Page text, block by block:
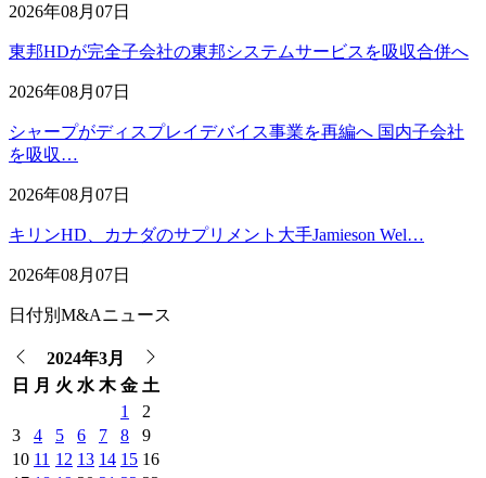
2026年08月07日
東邦HDが完全子会社の東邦システムサービスを吸収合併へ
2026年08月07日
シャープがディスプレイデバイス事業を再編へ 国内子会社
を吸収…
2026年08月07日
キリンHD、カナダのサプリメント大手Jamieson Wel…
2026年08月07日
日付別M&Aニュース
2024年3月
日
月 火 水 木 金 土
1
2
3
4 5 6 7 8
9
10 11 12 13 14 15 16